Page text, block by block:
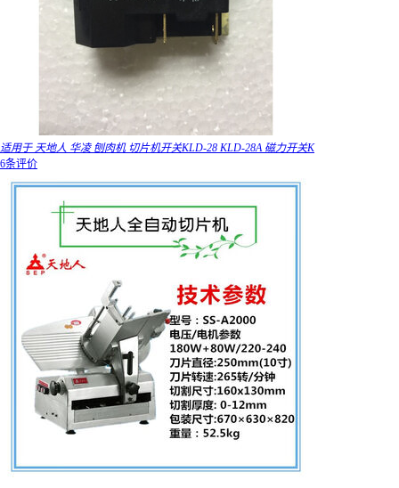
适用于 天地人 华凌 刨肉机 切片机开关KLD-28 KLD-28A 磁力开关K
6条评价